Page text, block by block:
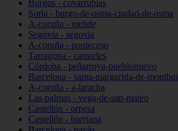
Burgos - covarrubias
Soria - burgo-de-osma-ciudad-de-osma
A-coruña - melide
Segovia - segovia
A-coruña - ponteceso
Tarragona - camarles
Córdoba - peñarroya-pueblonuevo
Barcelona - santa-margarida-de-montbui
A-coruña - a-laracha
Las-palmas - vega-de-san-mateo
Castellón - orpesa
Castellón - burriana